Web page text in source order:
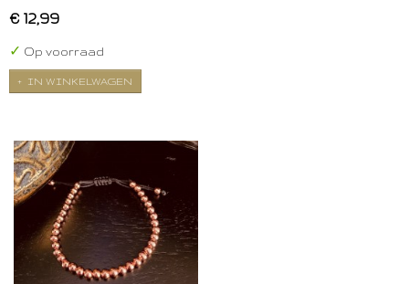
€ 12,99
✓ Op voorraad
IN WINKELWAGEN